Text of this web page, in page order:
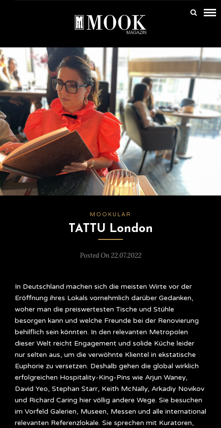
MOOKULAR
TATTU London
Posted On 22.07.2022
In Deutschland machen sich die meisten Wirte vor der
Eröffnung ihres Lokals vornehmlich darüber Gedanken,
woher man die preiswertesten Tische und Stühle
besorgen kann und welche Freunde bei der Renovierung
behilflich sein könnten. In den relevanten Metropolen
dieser Welt reicht Engagement und solide Küche leider
nur selten aus, um die verwöhnte Klientel in ekstatische
Euphorie zu versetzen. Deshalb gehen die global wirklich
erfolgreichen Hospitality-King-Pins wie Arjun Waney,
David Yeo, Stephan Starr, Keith McNally, Arkadiy Novikov
und Richard Caring hier völlig andere Wege. Sie besuchen
im Vorfeld Galerien, Museen, Messen und alle international
relevanten Referenzlokale. Sie sprechen mit Kuratoren,